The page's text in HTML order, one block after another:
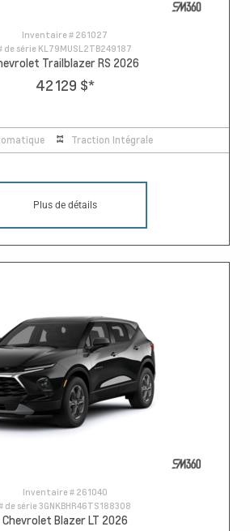
Inventaire # 261027
de série KL79MUSL2TB249187
Trailblazer RS 2026
42 129 $*
Traction Intégrale
Plus de détails
Inventaire # 261040
de série3GNKBHR46TS188308
Chevrolet Blazer LT 2026